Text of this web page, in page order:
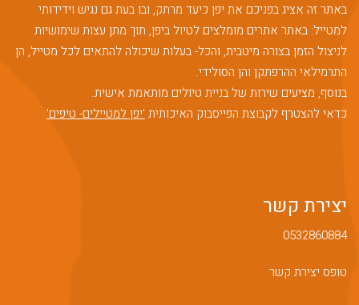
באתר זה אציג בפניכם את יפן כיעד מרתק, ובו בעת גם נגיש וידידותי
למטייל: באתר אתרים מומלצים לטיול ביפן, תוך מתן עצות שימושיות
לניצול הזמן בצורה מיטבית, והכל- בעלות שיכולה להתאים לכל מטייל, הן
התרמילאי ההרפתקן והן הסולידי.
בנוסף, מציעים שירות של בניית טיולים מותאמת אישית.
כדאי להצטרף לקבוצת הפייסבוק האיכותית 'יפן למטיילים- טיפים'
יצירת קשר
0532860884
טופס יצירת קשר